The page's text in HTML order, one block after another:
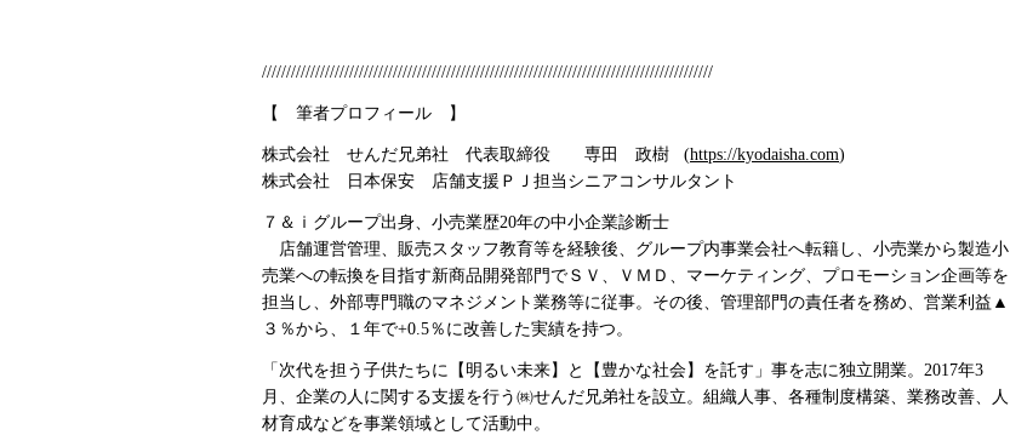
/////////////////////////////////////////////////////////////////////////////////////////////
【 筆者プロフィール 】
株式会社 せんだ兄弟社 代表取締役 専田 政樹 (https://kyodaisha.com)
株式会社 日本保安 店舗支援ＰＪ担当シニアコンサルタント
７＆ｉグループ出身、小売業歴20年の中小企業診断士
店舗運営管理、販売スタッフ教育等を経験後、グループ内事業会社へ転籍し、小売業から製造小
売業への転換を目指す新商品開発部門でＳＶ、ＶＭＤ、マーケティング、プロモーション企画等を
担当し、外部専門職のマネジメント業務等に従事。その後、管理部門の責任者を務め、営業利益▲
３％から、１年で+0.5％に改善した実績を持つ。
「次代を担う子供たちに【明るい未来】と【豊かな社会】を託す」事を志に独立開業。2017年3
月、企業の人に関する支援を行う㈱せんだ兄弟社を設立。組織人事、各種制度構築、業務改善、人
材育成などを事業領域として活動中。